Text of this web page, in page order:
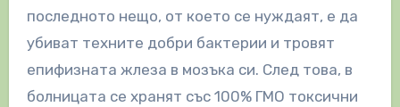
последното нещо, от което се нуждаят, е да
убиват техните добри бактерии и тровят
епифизната жлеза в мозъка си. След това, в
болницата се хранят със 100% ГМО токсични